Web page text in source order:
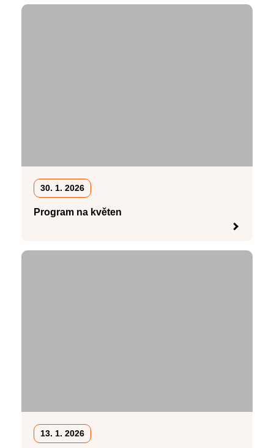
30. 1. 2026
Program na květen
13. 1. 2026